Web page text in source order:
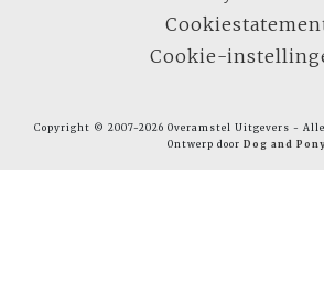
Cookie-
Copyright © 2007-2026 Overamstel Uitgevers -
Ontwerp door Dog and Pony